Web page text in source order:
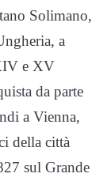
Solimano,
a
e XV
da parte
a Vienna,
della città
sul Grande